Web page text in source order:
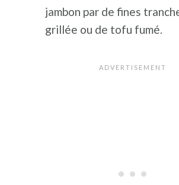
jambon par de fines
grillée ou de tofu fumé.